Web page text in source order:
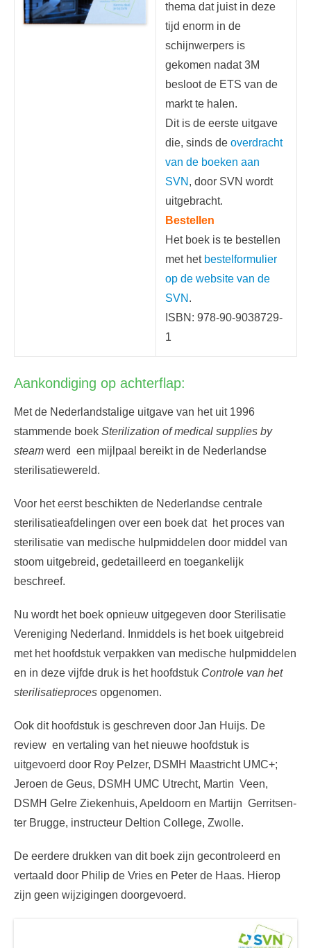
thema dat juist in deze
tijd enorm in de
schijnwerpers is
gekomen nadat 3M
besloot de ETS van de
markt te halen.
Dit is de eerste uitgave
die, sinds deoverdracht
van de boeken aan
SVN , door SVN wordt
uitgebracht.
Bestellen
Het boek is te bestellen
met het bestelformulier
op de website van de
SVN .
ISBN: 978-90-9038729-
1
Aankondiging op achterflap:
Met de Nederlandstalige uitgave van het uit 1996
stammende boek Sterilization of medical supplies by
steam werd een mijlpaal bereikt in de Nederlandse
sterilisatiewereld.
Voor het eerst beschikten de Nederlandse centrale
sterilisatieafdelingen over een boek dat het proces van
sterilisatie van medische hulpmiddelen door middel van
stoom uitgebreid, gedetailleerd en toegankelijk
beschreef.
Nu wordt het boek opnieuw uitgegeven door Sterilisatie
Vereniging Nederland. Inmiddels is het boek uitgebreid
met het hoofdstuk verpakken van medische hulpmiddelen
en in deze vijfde druk is het hoofdstuk Controle van het
sterilisatieproces opgenomen.
Ook dit hoofdstuk is geschreven door Jan Huijs. De
review en vertaling van het nieuwe hoofdstuk is
uitgevoerd door Roy Pelzer, DSMH Maastricht UMC+;
Jeroen de Geus, DSMH UMC Utrecht, Martin Veen,
DSMH Gelre Ziekenhuis, Apeldoorn en Martijn Gerritsen-
ter Brugge, instructeur Deltion College, Zwolle.
De eerdere drukken van dit boek zijn gecontroleerd en
vertaald door Philip de Vries en Peter de Haas. Hierop
zijn geen wijzigingen doorgevoerd.